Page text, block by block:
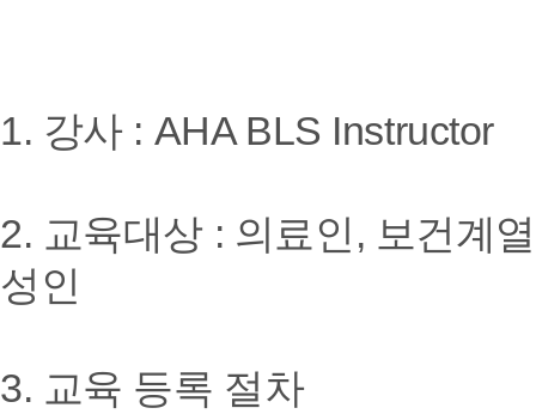
1. 강사 : AHA BLS Instructor
2. 교육대상 : 의료인, 보건계
성인
3. 교육 등록 절차